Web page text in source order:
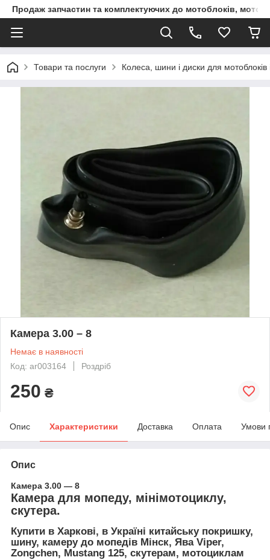
Продаж запчастин та комплектуючих до мотоблоків,
Товари та послуги Колеса, шини і диски для мотоблоків
Камера 3.00 – 8
Немає в наявності
Код: ar003164
Роздріб
250 ₴
Опис Характеристики Доставка Оплата Умови
Опис
Камера 3.00 — 8
Камера для мопеду, мінімотоциклу,
скутера.
Купити в Харкові, в Україні китайську покришку,
шину, камеру до мопедів Мінск, Ява Viper,
Zongchen, Mustang 125, скутерам, мотоциклам